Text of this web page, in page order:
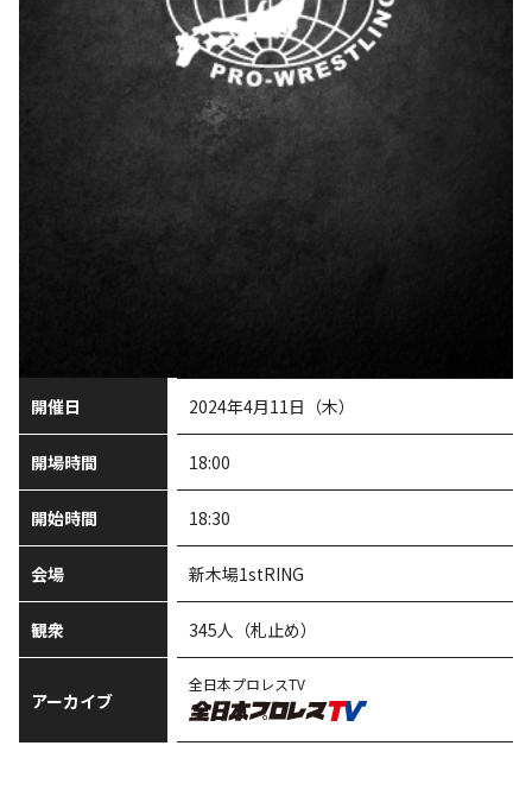
開催日 2024年4月11日（木）
開場時間 18:00
開始時間 18:30
会場 新木場1stRING
観衆 345人（札止め）
アーカイブ
全日本プロレスTV